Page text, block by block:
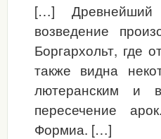
[…] Древнейший
возведение
Боргархольт, где
также видна
лютеранским и
пересечение
Формиа. […]